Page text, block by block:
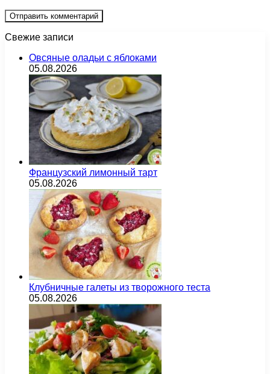
Свежие записи
Овсяные оладьи с яблоками
05.08.2026
Французский лимонный тарт
05.08.2026
Клубничные галеты из творожного теста
05.08.2026